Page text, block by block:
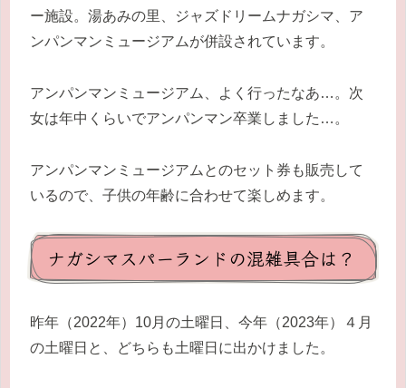
ー施設。湯あみの里、ジャズドリームナガシマ、ア
ンパンマンミュージアムが併設されています。
アンパンマンミュージアム、よく行ったなあ…。次
女は年中くらいでアンパンマン卒業しました…。
アンパンマンミュージアムとのセット券も販売して
いるので、子供の年齢に合わせて楽しめます。
ナガシマスパーランドの混雑具合は？
昨年（2022年）10月の土曜日、今年（2023年）４月
の土曜日と、どちらも土曜日に出かけました。